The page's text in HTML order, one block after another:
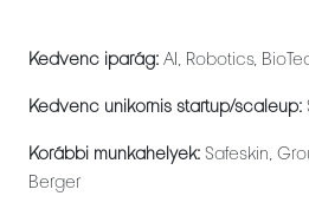
Kedvenc iparág: AI, Robotics,
Kedvenc unikornis startup/scaleup:
Korábbi munkahelyek: Safeskin,
Berger